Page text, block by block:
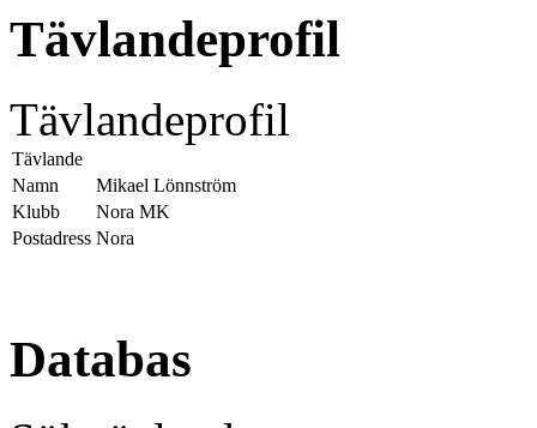
Tävlandeprofil
Tävlandeprofil
Tävlande
Namn
Mikael Lönnström
Klubb
Nora MK
Postadress Nora
Databas